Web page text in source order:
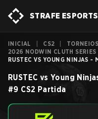
STRAFE ESPORTS
INICIAL CS2 TORNEIOS
2026 NODWIN CLUTH SERIES
RUSTEC VS YOUNG NINJAS -
RUSTEC vs Young
#9 CS2 Partida